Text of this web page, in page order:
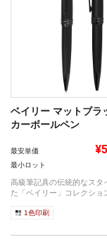
ベイリー マットブラ
カーボールペン
最安単価
最小ロット
高級筆記具の伝統的なスタ
た「ベイリー」コレクショ
1色印刷